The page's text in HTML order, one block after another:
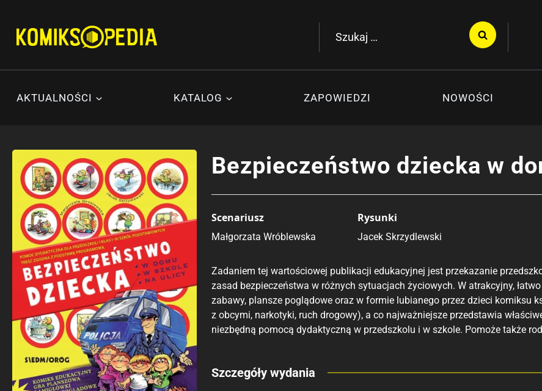
treści
Szukaj:
AKTUALNOŚCI KATALOG ZAPOWIEDZI NOWOŚCI
Bezpieczeństwo dziecka w
Scenariusz
Małgorzata Wróblewska
Rysunki
Jacek Skrzydlewski
Zadaniem tej wartościowej publikacji edukacyjnej jest przekazanie
zasad bezpieczeństwa w różnych sytuacjach życiowych. W atrakcyjny,
zabawy, plansze poglądowe oraz w formie lubianego przez dzieci komiksu
z obcymi, narkotyki, ruch drogowy), a co najważniejsze przedstawia
niezbędną pomocą dydaktyczną w przedszkolu i w szkole. Pomoże także
Porównaj ceny
Szczegóły wydania